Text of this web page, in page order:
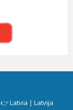
👉Latvia | Latvija